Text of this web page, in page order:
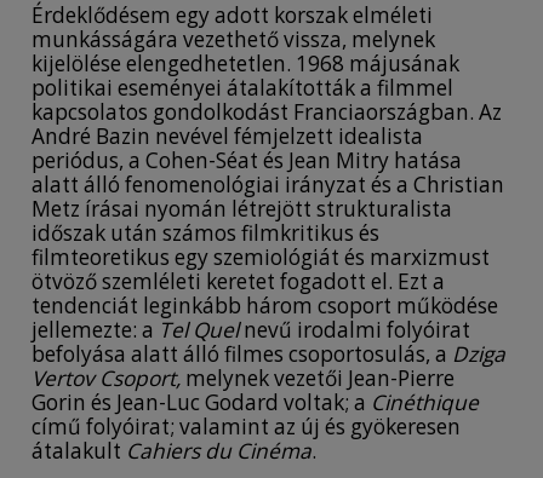
Érdeklődésem egy adott korszak elméleti
munkásságára vezethető vissza, melynek
kijelölése elengedhetetlen. 1968 májusának
politikai eseményei átalakították a filmmel
kapcsolatos gondolkodást Franciaországban. Az
André Bazin nevével fémjelzett idealista
periódus, a Cohen-Séat és Jean Mitry hatása
alatt álló fenomenológiai irányzat és a Christian
Metz írásai nyomán létrejött strukturalista
időszak után számos filmkritikus és
filmteoretikus egy szemiológiát és marxizmust
ötvöző szemléleti keretet fogadott el. Ezt a
tendenciát leginkább három csoport működése
jellemezte: a Tel Quelnevű irodalmi folyóirat
befolyása alatt álló filmes csoportosulás, a Dziga
Vertov Csoport, melynek vezetői Jean-Pierre
Gorin és Jean-Luc Godard voltak; a Cinéthique
című folyóirat; valamint az új és gyökeresen
átalakult Cahiers du Cinéma.